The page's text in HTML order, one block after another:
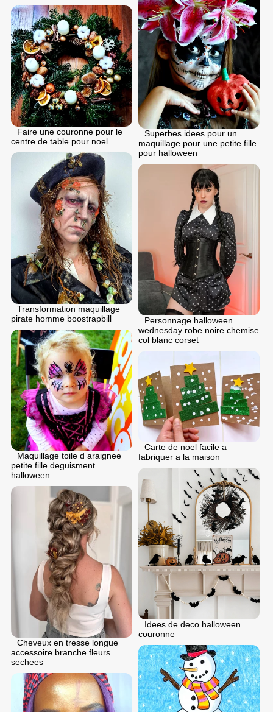
Superbes idees pour un
maquillage pour une petite fille
pour halloween
Faire une couronne pour le
centre de table pour noel
Transformation maquillage
pirate homme boostrapbill
Personnage halloween
wednesday robe noire chemise
col blanc corset
Maquillage toile d araignee
petite fille deguisment
halloween
Carte de noel facile a
fabriquer a la maison
Idees de deco halloween
couronne
Cheveux en tresse longue
accessoire branche fleurs
sechees